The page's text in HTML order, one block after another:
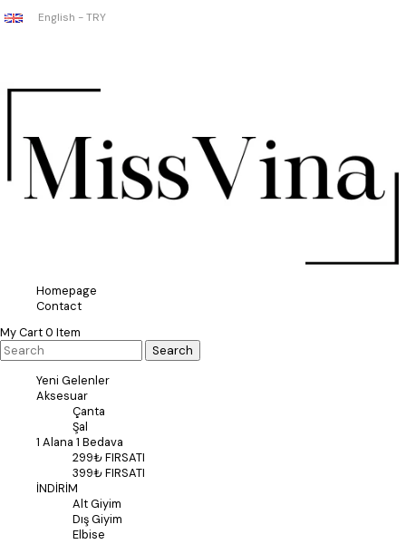
English - TRY
Homepage
Contact
My Cart0 Item
Yeni Gelenler
Aksesuar
Çanta
Şal
1 Alana 1 Bedava
299₺ FIRSATI
399₺ FIRSATI
İNDİRİM
Alt Giyim
Dış Giyim
Elbise